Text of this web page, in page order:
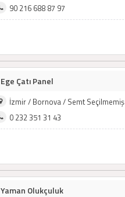
90 216 688 87 97
Ege Çatı Panel
İzmir / Bornova / Semt Seçilmemiş
0 232 351 31 43
Yaman Olukçuluk